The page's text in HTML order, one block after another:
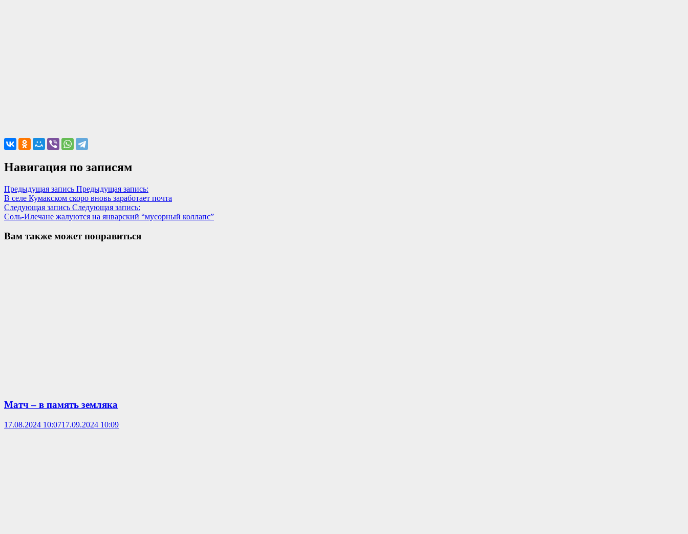
Навигация по записям
Предыдущая запись Предыдущая запись:
В селе Кумакском скоро вновь заработает почта
Следующая запись Следующая запись:
Соль-Илечане жалуются на январский “мусорный коллапс”
Вам также может понравиться
Матч – в память земляка
17.08.2024 10:0717.09.2024 10:09